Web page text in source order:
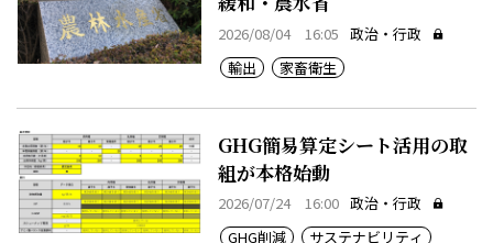
2026/08/04 16:05 政治・行政
輸出
家畜衛生
GHG簡易算定シート活用の取
組が本格始動
2026/07/24 16:00 政治・行政
GHG削減
サステナビリティ